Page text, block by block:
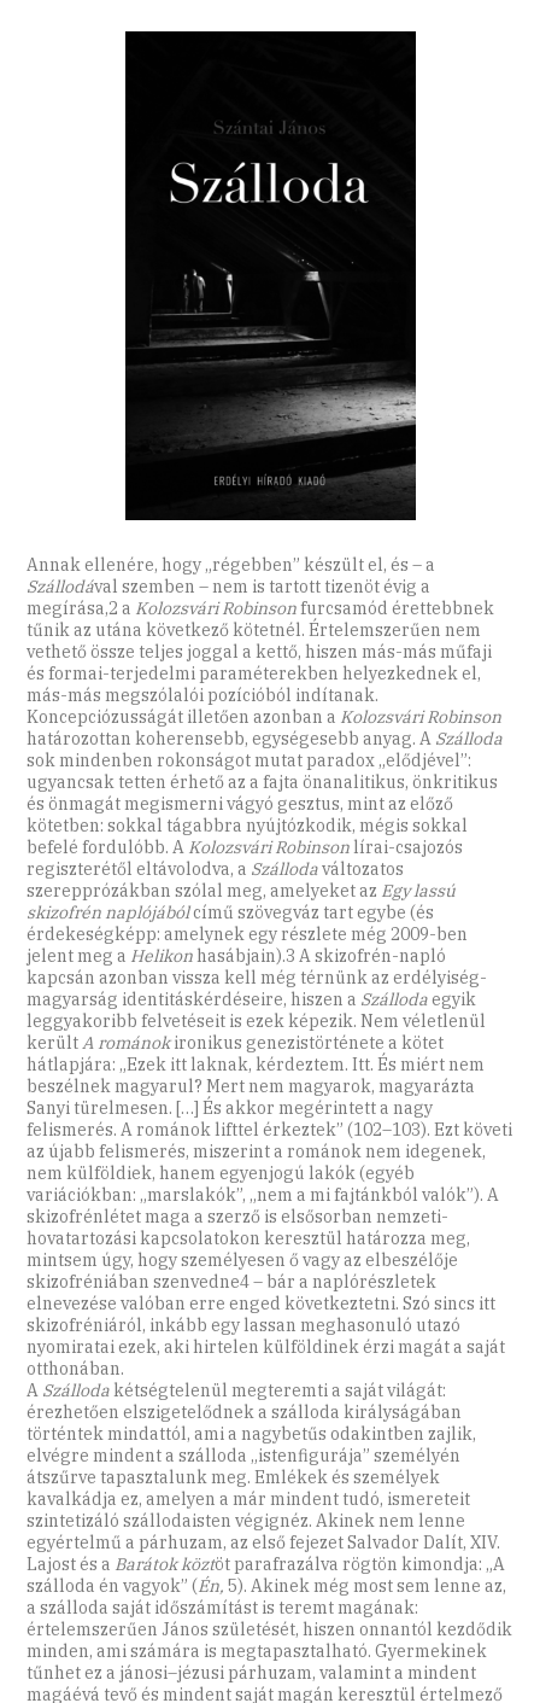
Annak ellenére, hogy „régebben” készült el, és – a
Szállodával szemben – nem is tartott tizenöt évig a
megírása,2 a Kolozsvári Robinsonfurcsamód érettebbnek
tűnik az utána következő kötetnél. Értelemszerűen nem
vethető össze teljes joggal a kettő, hiszen más-más műfaji
és formai-terjedelmi paraméterekben helyezkednek el,
más-más megszólalói pozícióból indítanak.
Koncepciózusságát illetően azonban a Kolozsvári Robinson
határozottan koherensebb, egységesebb anyag. A Szálloda
sok mindenben rokonságot mutat paradox „elődjével”:
ugyancsak tetten érhető az a fajta önanalitikus, önkritikus
és önmagát megismerni vágyó gesztus, mint az előző
kötetben: sokkal tágabbra nyújtózkodik, mégis sokkal
befelé fordulóbb. A Kolozsvári Robinsonlírai-csajozós
regiszterétől eltávolodva, a Szállodaváltozatos
szerepprózákban szólal meg, amelyeket az Egy lassú
skizofrén naplójábólcímű szövegváz tart egybe (és
érdekeségképp: amelynek egy részlete még 2009-ben
jelent meg a Helikonhasábjain).3 A skizofrén-napló
kapcsán azonban vissza kell még térnünk az erdélyiség-
magyarság identitáskérdéseire, hiszen a Szálloda egyik
leggyakoribb felvetéseit is ezek képezik. Nem véletlenül
kerültA románokironikus genezistörténete a kötet
hátlapjára: „Ezek itt laknak, kérdeztem. Itt. És miért nem
beszélnek magyarul? Mert nem magyarok, magyarázta
Sanyi türelmesen. […] És akkor megérintett a nagy
felismerés. A románok lifttel érkeztek” (102–103). Ezt követi
az újabb felismerés, miszerint a románok nem idegenek,
nem külföldiek, hanem egyenjogú lakók (egyéb
variációkban: „marslakók”, „nem a mi fajtánkból valók”). A
skizofrénlétet maga a szerző is elsősorban nemzeti-
hovatartozási kapcsolatokon keresztül határozza meg,
mintsem úgy, hogy személyesen ő vagy az elbeszélője
skizofréniában szenvedne4 – bár a naplórészletek
elnevezése valóban erre enged következtetni. Szó sincs itt
skizofréniáról, inkább egy lassan meghasonuló utazó
nyomiratai ezek, aki hirtelen külföldinek érzi magát a saját
otthonában.
A Szállodakétségtelenül megteremti a saját világát:
érezhetően elszigetelődnek a szálloda királyságában
történtek mindattól, ami a nagybetűs odakintben zajlik,
elvégre mindent a szálloda „istenfigurája” személyén
átszűrve tapasztalunk meg. Emlékek és személyek
kavalkádja ez, amelyen a már mindent tudó, ismereteit
szintetizáló szállodaisten végignéz. Akinek nem lenne
egyértelmű a párhuzam, az első fejezet Salvador Dalít, XIV.
Lajost és a Barátok köztöt parafrazálva rögtön kimondja: „A
szálloda én vagyok” (Én,5). Akinek még most sem lenne az,
a szálloda saját időszámítást is teremt magának:
értelemszerűen János születését, hiszen onnantól kezdődik
minden, ami számára is megtapasztalható. Gyermekinek
tűnhet ez a jánosi–jézusi párhuzam, valamint a mindent
magáévá tevő és mindent saját magán keresztül értelmező